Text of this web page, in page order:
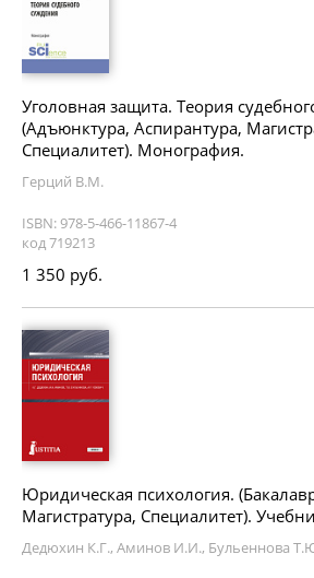
Уголовная защита. Теория
(Адъюнктура, Аспирантура,
Специалитет). Монография.
Герций В.М.
ISBN: 978-5-466-11867-4
код 719213
1 350 руб.
Юридическая психология.
Магистратура, Специалитет).
Дедюхин К.Г., Аминов И.И., Бульеннова